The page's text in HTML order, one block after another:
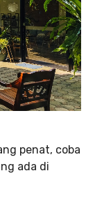
penat, coba
ada di